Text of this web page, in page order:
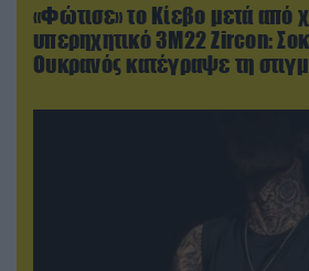
«Φώτισε» το Κίεβο μετά από
υπερηχητικό 3M22 Zircon:
Ουκρανός κατέγραψε τη